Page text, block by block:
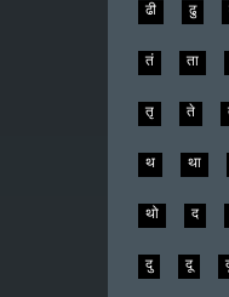
ढी ढु
तं ता
तृ ते
थ था
थो द
दु दू